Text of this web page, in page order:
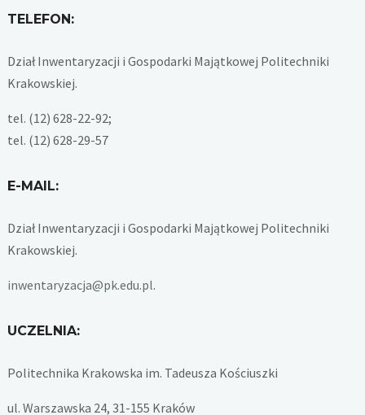
TELEFON:
Dział Inwentaryzacji i Gospodarki Majątkowej Politechniki
Krakowskiej.
tel. (12) 628-22-92;
tel. (12) 628-29-57
E-MAIL:
Dział Inwentaryzacji i Gospodarki Majątkowej Politechniki
Krakowskiej.
inwentaryzacja@pk.edu.pl.
UCZELNIA:
Politechnika Krakowska im. Tadeusza Kościuszki
ul. Warszawska 24, 31-155 Kraków